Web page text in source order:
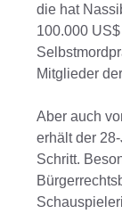
die hat
100.000
Mitglieder
Aber auch
erhält der
Schritt.